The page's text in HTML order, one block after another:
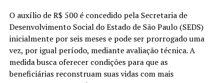
O auxílio de R$ 500 é concedido pela Secretaria de
Desenvolvimento Social do Estado de São Paulo (SEDS)
inicialmente por seis meses e pode ser prorrogado uma
vez, por igual período, mediante avaliação técnica. A
medida busca oferecer condições para que as
beneficiárias reconstruam suas vidas com mais